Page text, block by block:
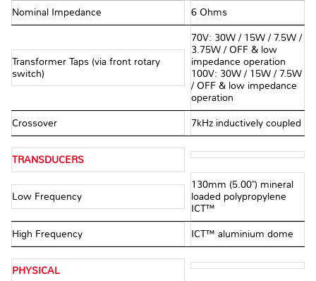
Nominal Impedance 6 Ohms
Transformer Taps (via front rotary
switch)
70V: 30W / 15W / 7.5W /
3.75W / OFF & low
impedance operation
100V: 30W / 15W / 7.5W
/ OFF & low impedance
operation
Crossover 7kHz inductively coupled
TRANSDUCERS
Low Frequency
130mm (5.00") mineral
loaded polypropylene
ICT™
High Frequency ICT™ aluminium dome
PHYSICAL